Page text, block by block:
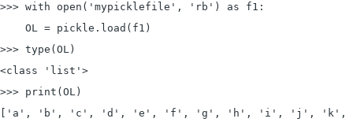
>>> with open('mypicklefile', 'rb') as f1:
    OL = pickle.load(f1)
>>> type(OL)
<class 'list'>
>>> print(OL)
['a', 'b', 'c', 'd', 'e', 'f', 'g', 'h', 'i', 'j', 'k',